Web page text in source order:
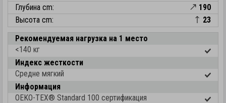
Глубина cm:
190
Высота cm:
23
Рекомендуемая нагрузка на 1 место
<140 кг
Индекс жесткости
Средне мягкий
Информация
OEKO-TEX® Standard 100 cертификация